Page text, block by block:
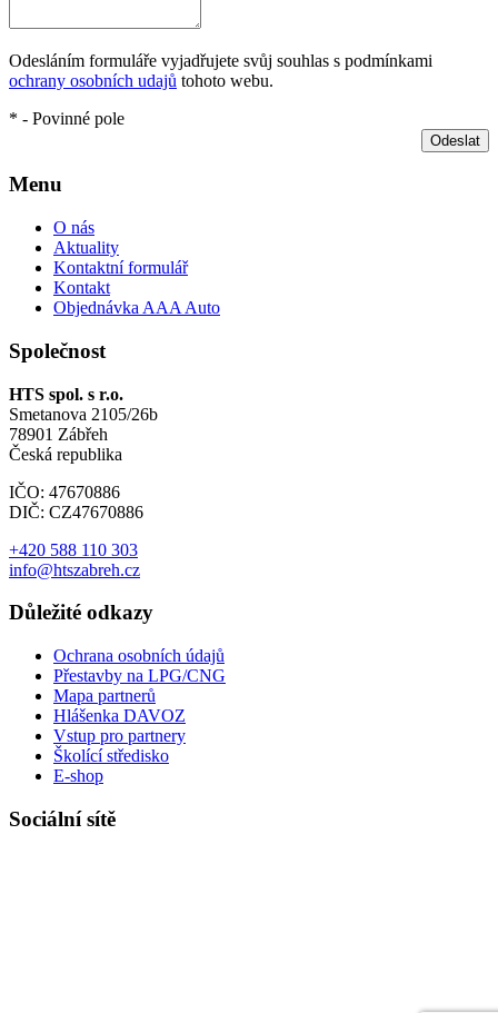
Odesláním formuláře vyjadřujete svůj souhlas s podmínkami
ochrany osobních udajů tohoto webu.
* - Povinné pole
Odeslat
Menu
O nás
Aktuality
Kontaktní formulář
Kontakt
Objednávka AAA Auto
Společnost
HTS spol. s r.o.
Smetanova 2105/26b
78901 Zábřeh
Česká republika
IČO: 47670886
DIČ: CZ47670886
+420 588 110 303
info@htszabreh.cz
Důležité odkazy
Ochrana osobních údajů
Přestavby na LPG/CNG
Mapa partnerů
Hlášenka DAVOZ
Vstup pro partnery
Školící středisko
E-shop
Sociální sítě